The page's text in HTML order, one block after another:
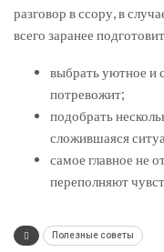
разговор в ссору, в
всего заранее
выбрать уютное и
потревожит;
подобрать
сложившаяся
самое главное не
переполняют
Полезные советы